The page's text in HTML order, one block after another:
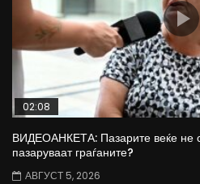
02:08
ВИДЕОАНКЕТА: Пазарите веќе не
пазаруваат граѓаните?
АВГУСТ 5, 2026